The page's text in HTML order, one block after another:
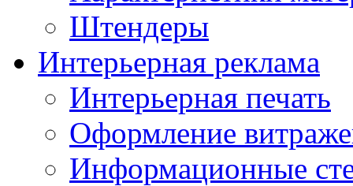
Штендеры
Интерьерная реклама
Интерьерная печать
Оформление
Информационные